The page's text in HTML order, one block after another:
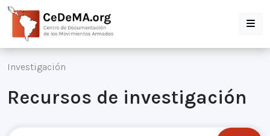
Investigación
Recursos de investigación